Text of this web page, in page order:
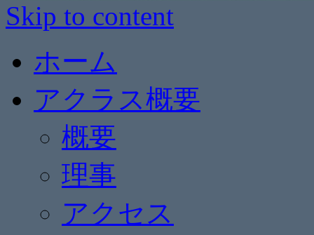
Skip to content
ホーム
アクラス概要
概要
理事
アクセス